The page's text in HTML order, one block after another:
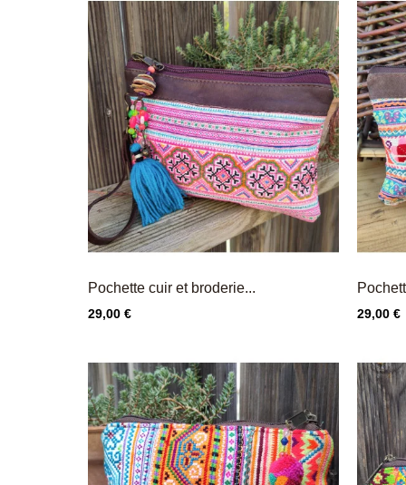
Pochette cuir et broderie...
Prix
29,00 € Prix
29,00 €